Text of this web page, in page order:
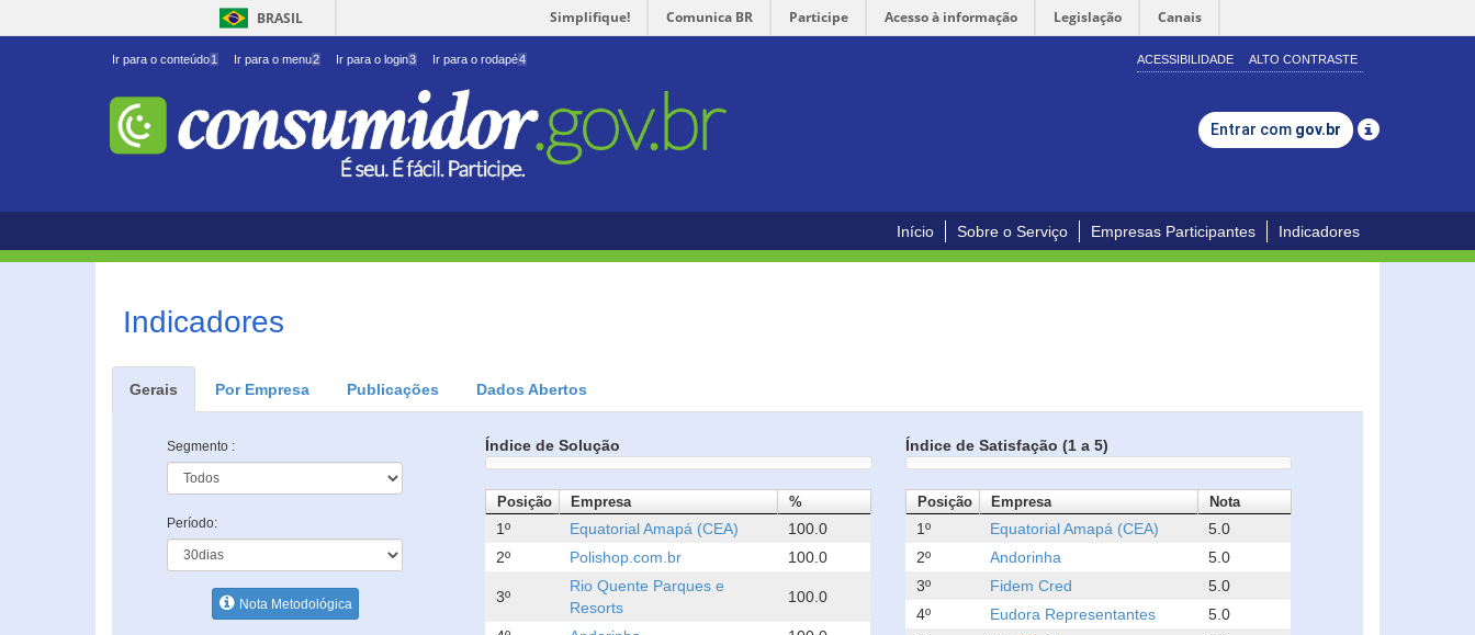
BRASIL Simplifique! Comunica BR Participe Acesso à informação Legislação Canais
Ir para o conteúdo1 Ir para o menu2 Ir para o login3 Ir para o rodapé4 ACESSIBILIDADE ALTO CONTRASTE
Entrar com gov.br
Início Sobre o Serviço Empresas Participantes Indicadores
Indicadores
Gerais Por Empresa Publicações Dados Abertos
Segmento :
Período:
Nota Metodológica
Índice de Solução
Posição Empresa %
1º Equatorial Amapá (CEA)
100.0
2º
Polishop.com.br 100.0
3º
Rio Quente Parques e
Resorts
100.0
Índice de Satisfação (1 a 5)
Posição Empresa Nota
1º Equatorial Amapá (CEA)
5.0
2º
Andorinha
5.0
3º
Fidem Cred
5.0
4º
Eudora Representantes
5.0